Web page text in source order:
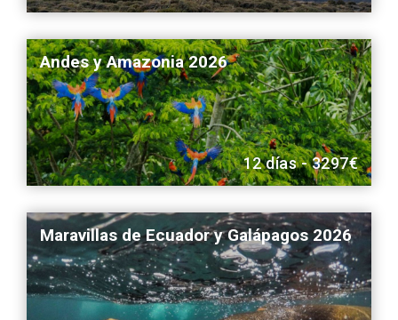
Andes y Amazonia 2026
12 días - 3297€
Maravillas de Ecuador y Galápagos 2026